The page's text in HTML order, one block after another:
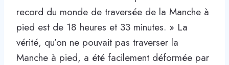
record du monde de traversée de la Manche à
pied est de 18 heures et 33 minutes. » La
vérité, qu’on ne pouvait pas traverser la
Manche à pied, a été facilement déformée par